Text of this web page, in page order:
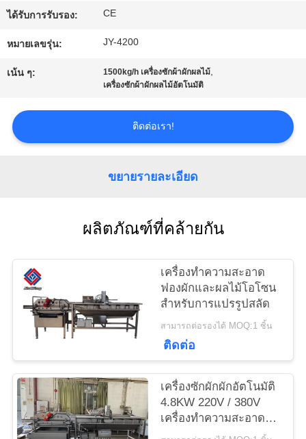
โรงงาน
การ
คุณภาพ
ข่าว
กรณี
ขอ
ทุน
ได้รับการรับรอง: CE
หมายเลขรุ่น: JY-4200
เน้น ๆ: 1500kg/h เครื่องซักผ้าผักผลไม้,
เครื่องซักผ้าผักผลไม้อัตโนมัติ
ติดต่อเรา!
ขยายรายละเอียด
ผลิตภัณฑ์ที่คล้ายกัน
เครื่องทำความสะอาด
ฟองผักและผลไม้โอโซน
สำหรับการแปรรูปสลัด
สามารถต่อรองได้ MOQ:1 ชิ้น
ติดต่อ
เครื่องซักผักผักอัตโนมัติ
4.8KW 220V / 380V
เครื่องทำความสะอาดผัก